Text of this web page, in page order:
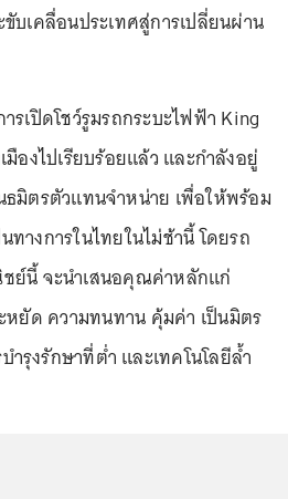
บเคลื่อนประเทศสู่การเปลี่ยนผ่าน
รเปิดโชว์รูมรถกระบะไฟฟ้า King
องไปเรียบร้อยแล้ว และกำลังอยู่
ธมิตรตัวแทนจำหน่าย เพื่อให้พร้อม
ทางการในไทยในไม่ช้านี้ โดยรถ
ย์นี้ จะนำเสนอคุณค่าหลักแก่
หยัด ความทนทาน คุ้มค่า เป็นมิตร
รุงรักษาที่ต่ำ และเทคโนโลยีล้ำ